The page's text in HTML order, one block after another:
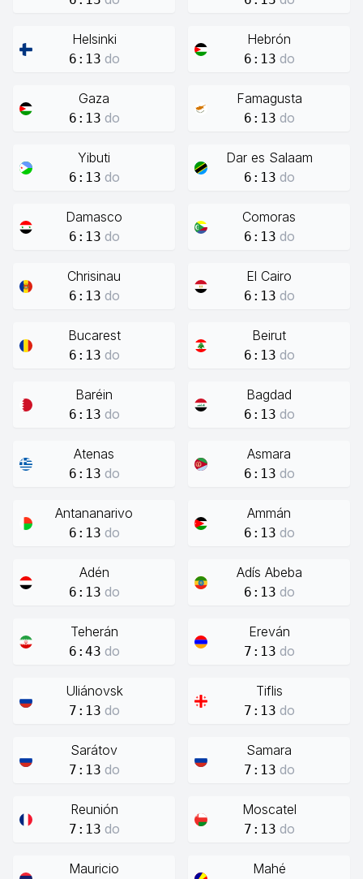
Helsinki
6:13 do
Hebrón
6:13 do
Gaza
6:13 do
Famagusta
6:13 do
Yibuti
6:13 do
Dar es Salaam
6:13 do
Damasco
6:13 do
Comoras
6:13 do
Chrisinau
6:13 do
El Cairo
6:13 do
Bucarest
6:13 do
Beirut
6:13 do
Baréin
6:13 do
Bagdad
6:13 do
Atenas
6:13 do
Asmara
6:13 do
Antananarivo
6:13 do
Ammán
6:13 do
Adén
6:13 do
Adís Abeba
6:13 do
Teherán
6:43 do
Ereván
7:13 do
Uliánovsk
7:13 do
Tiflis
7:13 do
Sarátov
7:13 do
Samara
7:13 do
Reunión
7:13 do
Moscatel
7:13 do
Mauricio Mahé